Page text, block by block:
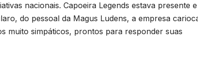
nacionais. Capoeira Legends estava presente
do pessoal da Magus Ludens, a empresa
muito simpáticos, prontos para responder suas